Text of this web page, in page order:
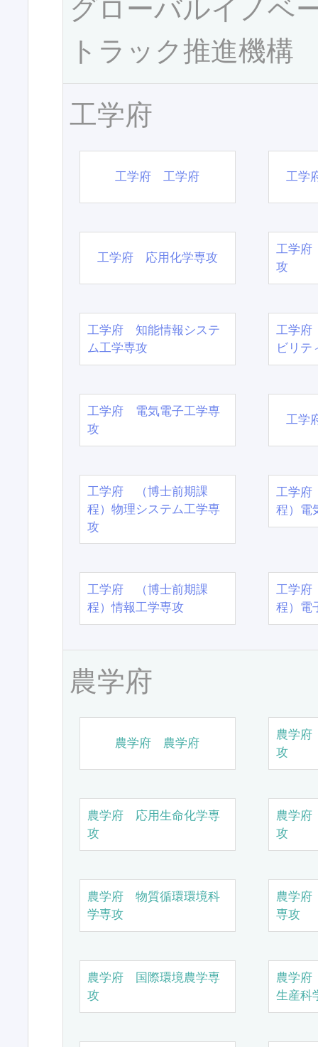
グローバルイノベ
トラック推進機構
工学府
工学府 工学府 工学
工学府 応用化学専攻
工学府
攻
工学府 知能情報システ
ム工学専攻
工学府
ビリテ
工学府 電気電子工学専
攻
工学
工学府 （博士前期課
程）物理システム工学専
攻
工学
程）電
工学府 （博士前期課
程）情報工学専攻
工学
程）電
農学府
農学府 農学府
農学
攻
農学府 応用生命化学専
攻
農学
攻
農学府 物質循環環境科
学専攻
農学
専攻
農学府 国際環境農学専
攻
農学
生産科